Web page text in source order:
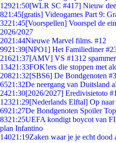
12921:50[WLR SC #417] Nieuw
821:45[gratis] Videogames Part 9:
3221:45[Voorspellen] Voorspel de
2026/2027
2021:44Nieuwe Marvel films. #12
9921:39[NPO1] Het Familiediner
21621:37[AMV] VS #1312
13421:33FOK!ers die stoppen met
20821:32[SBS6] De Bondgenoten
6521:32De neergang van Duitsland
2421:30[2026/2027] Eredivisietoto #1
12321:29[Nederlands Elftal] Op
6921:27De Bondgenoten Spoiler
8321:25UEFA kondigt boycot van
plan Infantino
14021:19Zaken waar je je echt dood